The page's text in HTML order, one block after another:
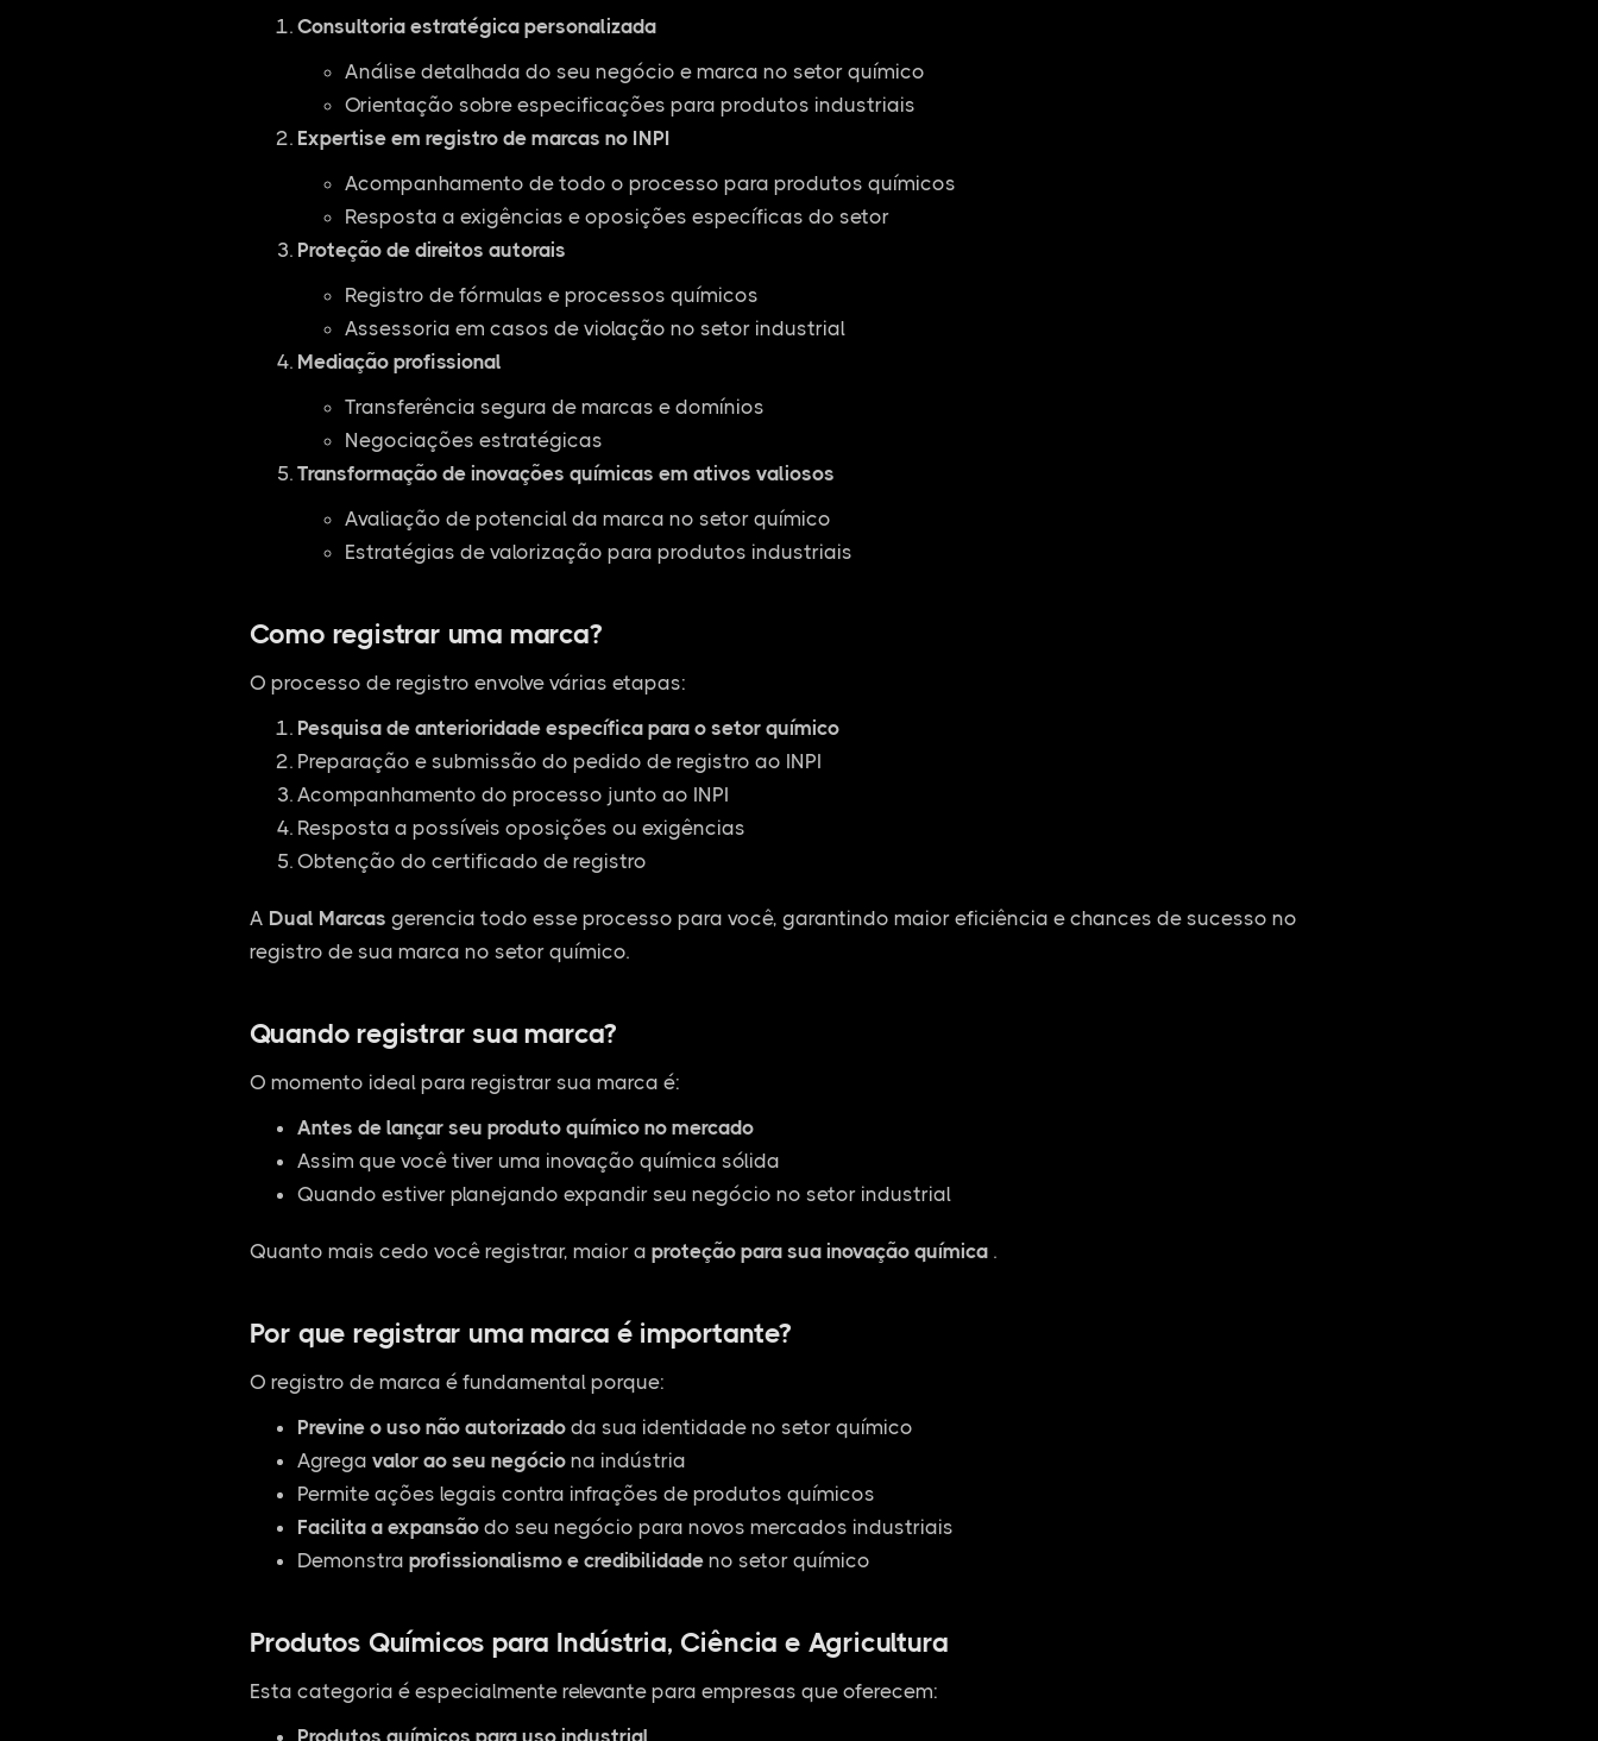
Consultoria estratégica personalizada
Análise detalhada do seu negócio e marca no setor químico
Orientação sobre especificações para produtos industriais
Expertise em registro de marcas no INPI
Acompanhamento de todo o processo para produtos químicos
Resposta a exigências e oposições específicas do setor
Proteção de direitos autorais
Registro de fórmulas e processos químicos
Assessoria em casos de violação no setor industrial
Mediação profissional
Transferência segura de marcas e domínios
Negociações estratégicas
Transformação de inovações químicas em ativos valiosos
Avaliação de potencial da marca no setor químico
Estratégias de valorização para produtos industriais
Como registrar uma marca?
O processo de registro envolve várias etapas:
Pesquisa de anterioridade específica para o setor químico
Preparação e submissão do pedido de registro ao INPI
Acompanhamento do processo junto ao INPI
Resposta a possíveis oposições ou exigências
Obtenção do certificado de registro
A Dual Marcas gerencia todo esse processo para você, garantindo maior eficiência e chances de sucesso no
registro de sua marca no setor químico.
Quando registrar sua marca?
O momento ideal para registrar sua marca é:
Antes de lançar seu produto químico no mercado
Assim que você tiver uma inovação química sólida
Quando estiver planejando expandir seu negócio no setor industrial
Quanto mais cedo você registrar, maior a proteção para sua inovação química.
Por que registrar uma marca é importante?
O registro de marca é fundamental porque:
Previne o uso não autorizadoda sua identidade no setor químico
Agrega valor ao seu negóciona indústria
Permite ações legais contra infrações de produtos químicos
Facilita a expansãodo seu negócio para novos mercados industriais
Demonstra profissionalismo e credibilidadeno setor químico
Produtos Químicos para Indústria, Ciência e Agricultura
Esta categoria é especialmente relevante para empresas que oferecem:
Produtos químicos para uso industrial